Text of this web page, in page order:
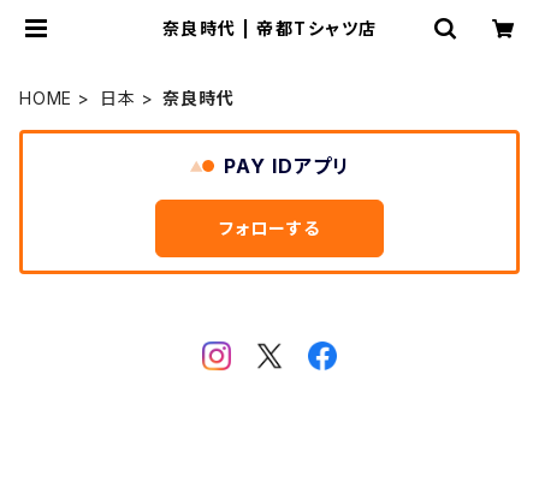
奈良時代 | 帝都Tシャツ店
HOME 日本 奈良時代
PAY IDアプリ
フォローする